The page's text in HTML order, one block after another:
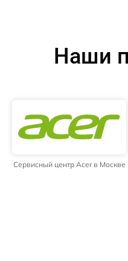
Наши
Сервисный центр Acer в Москве